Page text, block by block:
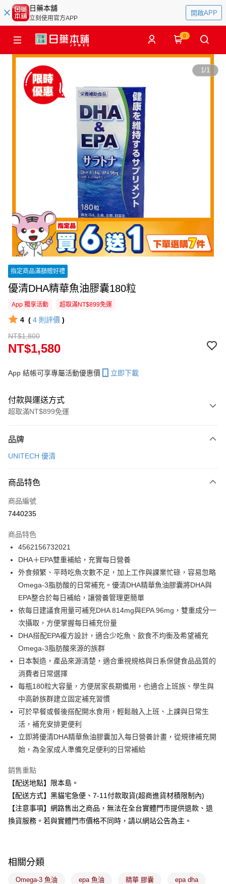
日藥本舖
立刻使用官方APP
開啟APP
0
1/1
指定商品滿額贈好禮
優清DHA精華魚油膠囊180粒
App 獨享活動 超取滿NT$899免運
4 ( 4 則評價 )
NT$1,800
NT$1,580
App 結帳可享專屬活動優惠價 立即下載
付款與運送方式
超取滿NT$899免運
信用卡一次付款
LINE Pay
Apple Pay
悠遊付
Google Pay
全盈+PAY
大哥付你分期
相關說明
【大哥付你分期使用說明】
1.本服務由台灣大哥大提供，台灣大哥大用戶可立即使用無須另外申請。
2.付款方式選擇「大哥付你分期」，訂單成立後會自動跳轉到大哥付的交易
流程，驗證手機門號後，選擇欲分期的期數、繳款截止日，確認付款後即完
3.實際核准額度、可分期數及費用金額請依後續交易確認頁面所載為準。
4.訂單成立30分鐘內，如未前往確認交易或遇審核未通過，訂單將自動取
消。如遇「轉專審核」未通過狀況，表示未達大哥付你分期系統評分，恕無
法說明評估內容。
【繳款方式說明】
1.分期款項不併入電信帳單，「大哥付你分期」於每月結算日後寄送繳費提
醒簡訊。
2.透過簡訊連結打開帳單後，可選擇「超商條碼／台灣大直營門市／銀行轉
帳／街口支付／iPASS MONEY」等通路繳費。
用戶於交易時，得透過本服務購買商品或服務，並由商店將買賣／分期付款
買賣價金債權讓與本公司後，依約使用本公司帳單繳交帳款。
2.基於同意付款使用「大哥付你分期」之契約關係目的，商店將以您的個人
資料（包含姓名、電話或地址）提供予台灣大哥大進項蒐集、處理及利用，
由本公司與您本人進行分期帳單所需資料之確認、核對及更正。
3.完整用戶服務條款，請詳閱以下連結：https://oppay.tw/userRule
ATM付款
運送方式
每筆NT$100，滿NT$899(含以上)免運費
付款後全家取貨
每筆NT$100，滿NT$899(含以上)免運費
7-11取貨付款
每筆NT$100，滿NT$899(含以上)免運費
付款後7-11取貨
每筆NT$100，滿NT$899(含以上)免運費
宅配
每筆NT$100，滿NT$899(含以上)免運費
付款後門市自取
每筆NT$100，滿NT$399(含以上)免運費
品牌
UNITECH 優清
商品特色
商品編號
7440235
商品特色
4562156732021
DHA＋EPA雙重補給，充實每日營養
外食頻繁、平時吃魚次數不足，加上工作與課業忙碌，容易忽略
Omega-3脂肪酸的日常補充。優清DHA精華魚油膠囊將DHA與
EPA整合於每日補給，讓營養管理更簡單
依每日建議食用量可補充DHA 814mg與EPA 96mg，雙重成分一
次攝取，方便掌握每日補充份量
DHA搭配EPA複方設計，適合少吃魚、飲食不均衡及希望補充
Omega-3脂肪酸來源的族群
日本製造，產品來源清楚，適合重視規格與日系保健食品品質的
消費者日常選擇
每瓶180粒大容量，方便居家長期備用，也適合上班族、學生與
中高齡族群建立固定補充習慣
可於早餐或餐後搭配開水食用，輕鬆融入上班、上課與日常生
活，補充安排更便利
立即將優清DHA精華魚油膠囊加入每日營養計畫，從規律補充開
始，為全家成人準備充足便利的日常補給
銷售重點
【配送地點】限本島。
【配送方式】黑貓宅急便、7-11付款取貨(超商進貨材積限制內)
【注意事項】網路售出之商品，無法在全台實體門市提供退款、退
換貨服務。若與實體門市價格不同時，請以網站公告為主。
相關分類
Omega-3 魚油 epa 魚油 精華 膠囊 epa dha